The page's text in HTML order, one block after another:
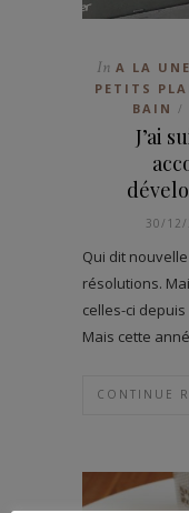
In A LA UNE
PETITS
BAIN /
J’ai
30/12/
Qui dit
résolutions.
celles-ci
Mais cette
CONTINUE